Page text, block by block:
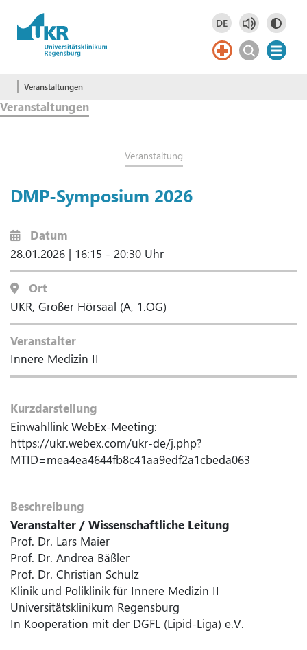
Springe zum Hauptinhalt DE
Deutsch
DE
Veranstaltungen
Veranstaltungen
Veranstaltung
DMP-Symposium 2026
Datum
28.01.2026 | 16:15 - 20:30 Uhr
Ort
UKR, Großer Hörsaal (A, 1.OG)
Veranstalter
Innere Medizin II
Kurzdarstellung
Einwahllink WebEx-Meeting:
https://ukr.webex.com/ukr-de/j.php?
MTID=mea4ea4644fb8c41aa9edf2a1cbeda063
Beschreibung
Veranstalter / Wissenschaftliche Leitung
Prof. Dr. Lars Maier
Prof. Dr. Andrea Bäßler
Prof. Dr. Christian Schulz
Klinik und Poliklinik für Innere Medizin II
Universitätsklinikum Regensburg
In Kooperation mit der DGFL (Lipid-Liga) e.V.